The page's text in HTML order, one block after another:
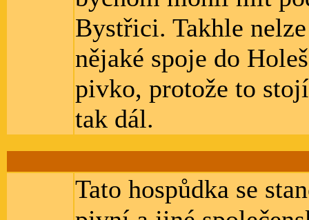
Bystřici. Takhle
nějaké spoje do
pivko, protože to
tak dál.
Tato hospůdka se